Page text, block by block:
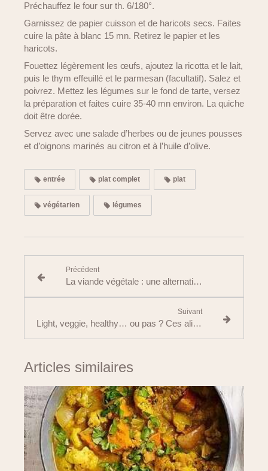
Préchauffez le four sur th. 6/180°.
Garnissez de papier cuisson et de haricots secs. Faites
cuire la pâte à blanc 15 mn. Retirez le papier et les
haricots.
Fouettez légèrement les œufs, ajoutez la ricotta et le lait,
puis le thym effeuillé et le parmesan (facultatif). Salez et
poivrez. Mettez les légumes sur le fond de tarte, versez
la préparation et faites cuire 35-40 mn environ. La quiche
doit être dorée.
Servez avec une salade d’herbes ou de jeunes pousses
et d’oignons marinés au citron et à l’huile d’olive.
entrée plat complet plat
végétarien légumes
Précédent
La viande végétale : une alternative saine ou un produit ultra-transformé ?
Suivant
Light, veggie, healthy… ou pas ? Ces aliments qui nous induisent en erreur
Articles similaires